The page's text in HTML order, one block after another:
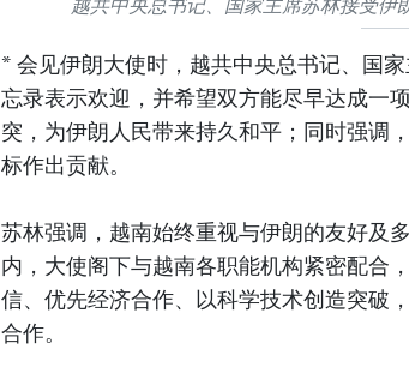
越共中央总书记、国家主席苏林接受
* 会见伊朗大使时，越共中央总书记、国
忘录表示欢迎，并希望双方能尽早达成一
突，为伊朗人民带来持久和平；同时强调
标作出贡献。
苏林强调，越南始终重视与伊朗的友好及
内，大使阁下与越南各职能机构紧密配合
信、优先经济合作、以科学技术创造突破
合作。